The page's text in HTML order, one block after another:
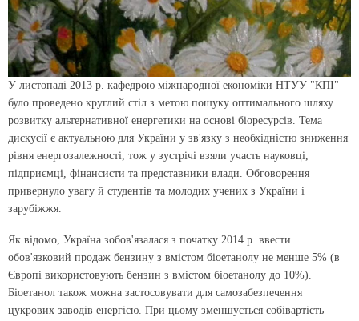
У листопаді 2013 р. кафедрою міжнародної економіки НТУУ "КПІ"
було проведено круглий стіл з метою пошуку оптимального шляху
розвитку альтернативної енергетики на основі біоресурсів. Тема
дискусії є актуальною для України у зв'язку з необхідністю зниження
рівня енергозалежності, тож у зустрічі взяли участь науковці,
підприємці, фінансисти та представники влади. Обговорення
привернуло увагу й студентів та молодих учених з України і
зарубіжжя.
Як відомо, Україна зобов'язалася з початку 2014 р. ввести
обов'язковий продаж бензину з вмістом біоетанолу не менше 5% (в
Європі використовують бензин з вмістом біоетанолу до 10%).
Біоетанол також можна застосовувати для самозабезпечення
цукрових заводів енергією. При цьому зменшується собівартість